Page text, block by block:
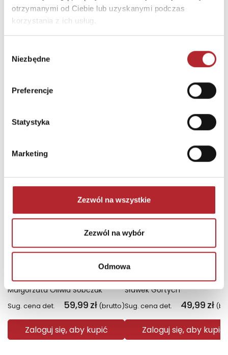
otrzymanymi od Ciebie lub uzyskanymi podczas
korzystania z ich usług.
zgody
Niezbędne
Preferencje
Statystyka
Marketing
Zezwól na wszystkie
Zezwól na wybór
Odmowa
NAJCZĘŚCIEJ KUPOWANE zobacz więcej
Wyłączność
Fiolet. Kolory zła. Tom 7
Małgorzata Oliwia Sobczak
Sug. cena det. 59,99 zł (brutto)
Zaloguj się, aby kupić
Sławek Gortych
Sug. cena det. 49,99 zł
Zaloguj się, aby kupić